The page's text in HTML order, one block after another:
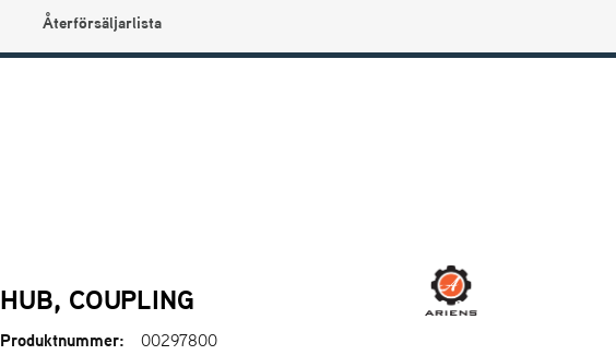
Återförsäljarlista
HUB, COUPLING
Produktnummer:
00297800